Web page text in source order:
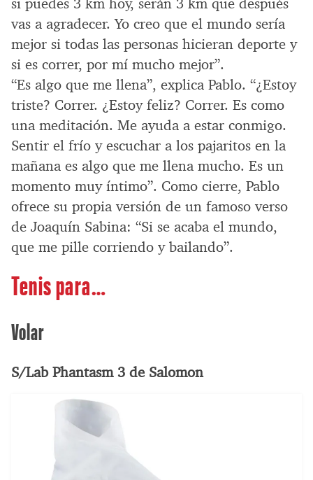
vas a agradecer. Yo creo que el mundo sería
mejor si todas las personas hicieran deporte y
si es correr, por mí mucho mejor”.
“Es algo que me llena”, explica Pablo. “¿Estoy
triste? Correr. ¿Estoy feliz? Correr. Es como
una meditación. Me ayuda a estar conmigo.
Sentir el frío y escuchar a los pajaritos en la
mañana es algo que me llena mucho. Es un
momento muy íntimo”. Como cierre, Pablo
ofrece su propia versión de un famoso verso
de Joaquín Sabina: “Si se acaba el mundo,
que me pille corriendo y bailando”.
Tenis para…
Volar
S/Lab Phantasm 3 de Salomon